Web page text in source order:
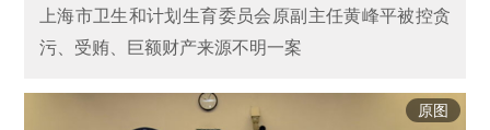
上海市卫生和计划生育委员会原副主任黄峰平被控贪
污、受贿、巨额财产来源不明一案
原图